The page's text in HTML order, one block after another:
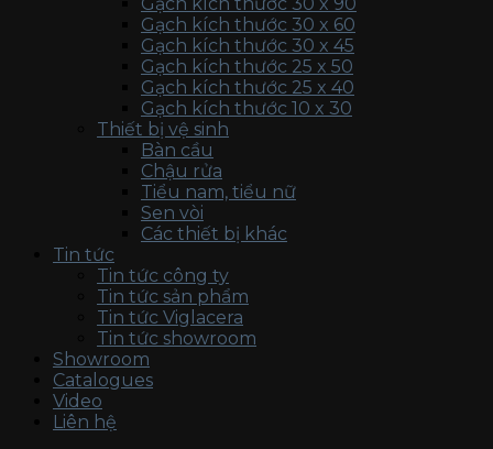
Gạch kích thước 30 x 60
Gạch kích thước 30 x 45
Gạch kích thước 25 x 50
Gạch kích thước 25 x 40
Gạch kích thước 10 x 30
Thiết bị vệ sinh
Bàn cầu
Chậu rửa
Tiểu nam, tiểu nữ
Sen vòi
Các thiết bị khác
Tin tức
Tin tức công ty
Tin tức sản phẩm
Tin tức Viglacera
Tin tức showroom
Showroom
Catalogues
Video
Liên hệ